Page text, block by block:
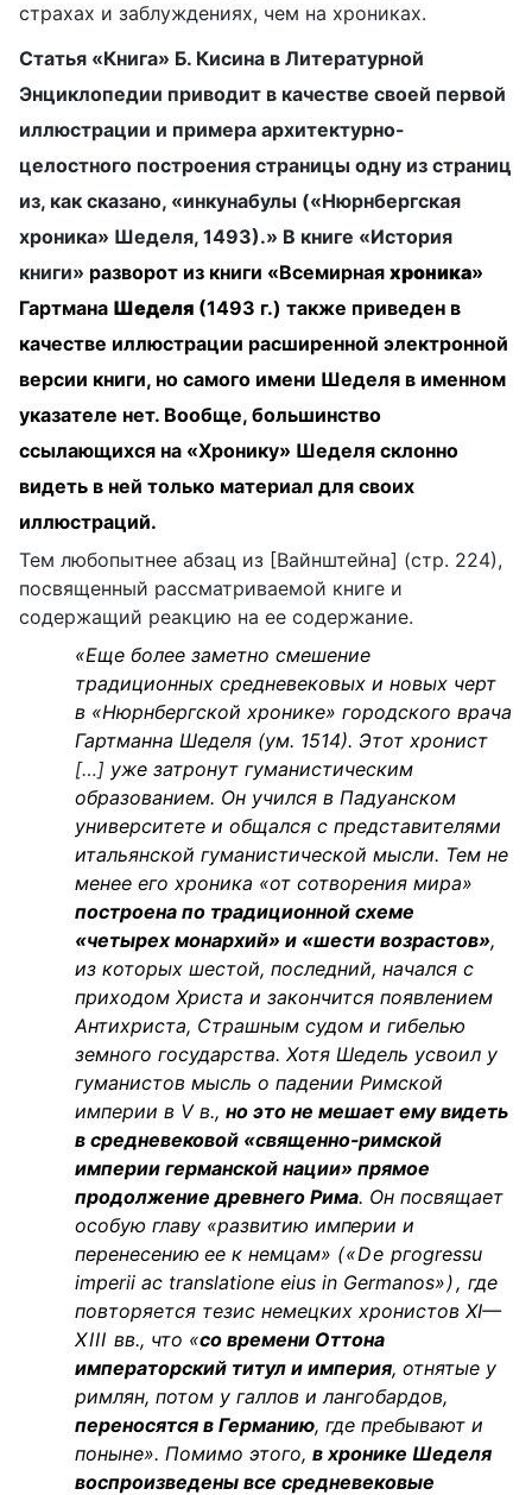
страхах и заблуждениях, чем на хрониках.
Статья «Книга» Б. Кисина в Литературной
Энциклопедии приводит в качестве своей первой
иллюстрации и примера архитектурно-
целостного построения страницы одну из страниц
из, как сказано, «инкунабулы («Нюрнбергская
хроника» Шеделя, 1493).» В книге «История
книги» разворот из книги «Всемирная хроника»
Гартмана Шеделя (1493 г.) также приведен в
качестве иллюстрации расширенной электронной
версии книги, но самого имени Шеделя в именном
указателе нет. Вообще, большинство
ссылающихся на «Хронику» Шеделя склонно
видеть в ней только материал для своих
иллюстраций.
Тем любопытнее абзац из [Вайнштейна] (стр. 224),
посвященный рассматриваемой книге и
содержащий реакцию на ее содержание.
«Еще более заметно смешение
традиционных средневековых и новых черт
в «Нюрнбергской хронике» городского врача
Гартманна Шеделя (ум. 1514). Этот хронист
[…] уже затронут гуманистическим
образованием. Он учился в Падуанском
университете и общался с представителями
итальянской гуманистической мысли. Тем не
менее его хроника «от сотворения мира»
построена по традиционной схеме
«четырех монархий» и «шести возрастов»,
из которых шестой, последний, начался с
приходом Христа и закончится появлением
Антихриста, Страшным судом и гибелью
земного государства. Хотя Шедель усвоил у
гуманистов мысль о падении Римской
империи в Vв.,но это не мешает ему видеть
в средневековой «священно-римской
империи германской нации» прямое
продолжение древнего Рима. Он посвящает
особую главу «развитию империи и
перенесению еек немцам» («Dе ргоgrеssu
imperii ac translatione eius in Germanos»), где
повторяется тезис немецких хронистовXI—
XIII вв., что «со времени Оттона
императорский титул и империя, отнятые у
римлян, потом у галлов и лангобардов,
переносятся в Германию, где пребывают и
поныне». Помимо этого,в хронике Шеделя
воспроизведены все средневековые